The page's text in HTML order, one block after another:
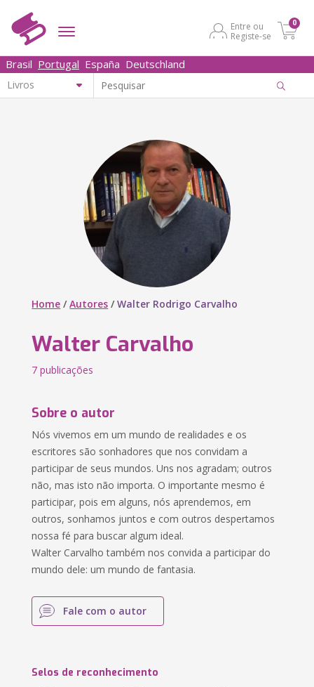
Entre ou
Registe-se
0
Brasil Portugal España Deutschland
Home /Autores /Walter Rodrigo Carvalho
Walter Carvalho
7 publicações
Sobre o autor
Nós vivemos em um mundo de realidades e os
escritores são sonhadores que nos convidam a
participar de seus mundos. Uns nos agradam; outros
não, mas isto não importa. O importante mesmo é
participar, pois em alguns, nós aprendemos, em
outros, sonhamos juntos e com outros despertamos
nossa fé para buscar algum ideal.
Walter Carvalho também nos convida a participar do
mundo dele: um mundo de fantasia.
Fale com o autor
Selos de reconhecimento